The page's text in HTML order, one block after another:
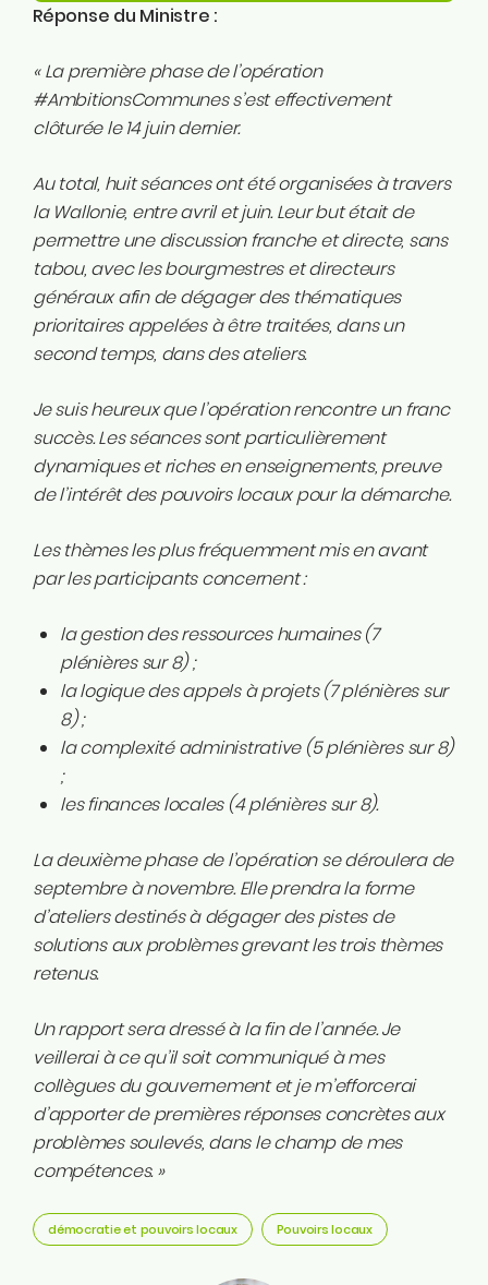
Réponse du Ministre :
« La première phase de l’opération
#AmbitionsCommunes s’est effectivement
clôturée le 14 juin dernier.
Au total, huit séances ont été organisées à travers
la Wallonie, entre avril et juin. Leur but était de
permettre une discussion franche et directe, sans
tabou, avec les bourgmestres et directeurs
généraux afin de dégager des thématiques
prioritaires appelées à être traitées, dans un
second temps, dans des ateliers.
Je suis heureux que l’opération rencontre un franc
succès. Les séances sont particulièrement
dynamiques et riches en enseignements, preuve
de l’intérêt des pouvoirs locaux pour la démarche.
Les thèmes les plus fréquemment mis en avant
par les participants concernent :
la gestion des ressources humaines (7
plénières sur 8) ;
la logique des appels à projets (7 plénières sur
8) ;
la complexité administrative (5 plénières sur 8)
;
les finances locales (4 plénières sur 8).
La deuxième phase de l’opération se déroulera de
septembre à novembre. Elle prendra la forme
d’ateliers destinés à dégager des pistes de
solutions aux problèmes grevant les trois thèmes
retenus.
Un rapport sera dressé à la fin de l’année. Je
veillerai à ce qu’il soit communiqué à mes
collègues du gouvernement et je m’efforcerai
d’apporter de premières réponses concrètes aux
problèmes soulevés, dans le champ de mes
compétences. »
démocratie et pouvoirs locaux Pouvoirs locaux